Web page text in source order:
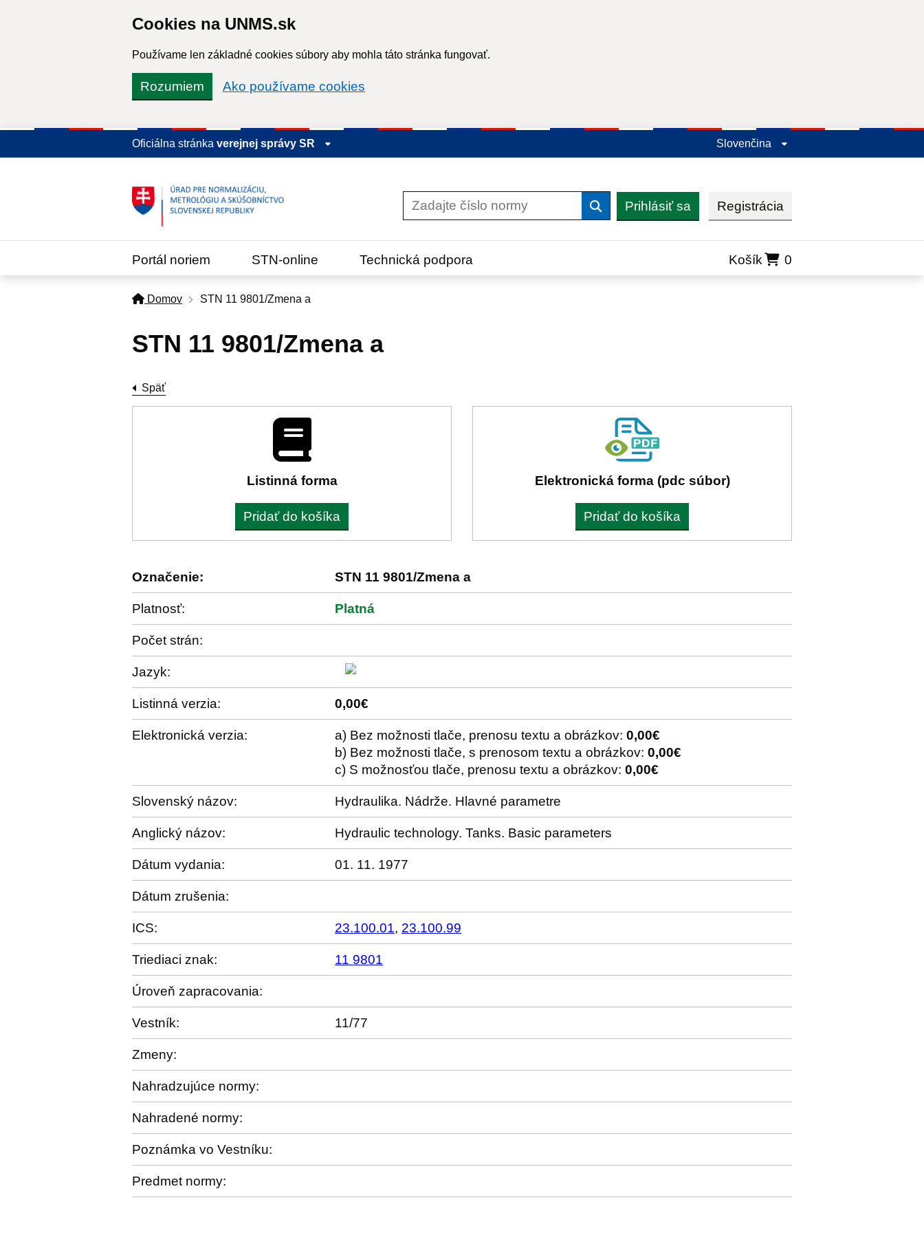
Cookies na UNMS.sk
Používame len základné cookies súbory aby mohla táto stránka fungovať.
Rozumiem Ako používame cookies
Oficiálna stránka verejnej správy SR Slovenčina
VyhľadaťPrihlásiť sa Registrácia
Portál noriem STN-online Technická podpora Košík 0
Domov STN 11 9801/Zmena a
STN 11 9801/Zmena a
Späť
Listinná forma
Pridať do košíka
Elektronická forma (pdc súbor)
Pridať do košíka
Označenie: STN 11 9801/Zmena a
Platnosť: Platná
Počet strán:
Jazyk:
Listinná verzia: 0,00€
Elektronická verzia: a) Bez možnosti tlače, prenosu textu a obrázkov: 0,00€
b) Bez možnosti tlače, s prenosom textu a obrázkov: 0,00€
c) S možnosťou tlače, prenosu textu a obrázkov: 0,00€
Slovenský názov: Hydraulika. Nádrže. Hlavné parametre
Anglický názov: Hydraulic technology. Tanks. Basic parameters
Dátum vydania: 01. 11. 1977
Dátum zrušenia:
ICS: 23.100.01, 23.100.99
Triediaci znak: 11 9801
Úroveň zapracovania:
Vestník: 11/77
Zmeny:
Nahradzujúce normy:
Nahradené normy:
Poznámka vo Vestníku:
Predmet normy: